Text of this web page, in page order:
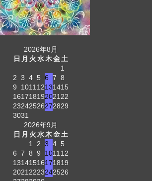
2026年8月
日 月 火水木金土
1
2 3 4 5 6 7 8
9
1011 12131415
161718192021 22
23242526272829
3031
2026年9月
日 月 火水木金土
1
2 3 4 5
6 7 8 9 1011 12
13141516171819
2021 2223242526